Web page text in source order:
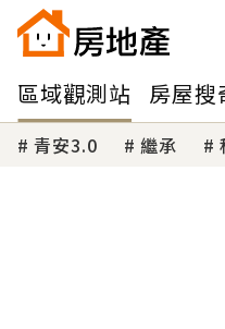
區域觀測站 房屋搜
青安3.0 繼承